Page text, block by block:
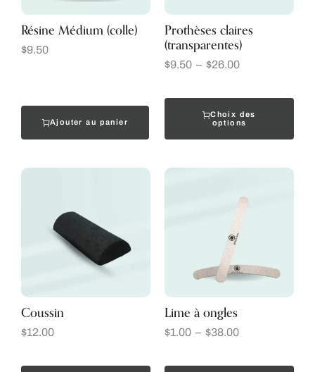
Résine Médium (colle)
$9.50
Ajouter au panier
Prothèses claires
(transparentes)
$9.50 – $26.00
Choix des
options
Coussin
$12.00
Lime à ongles
$1.00 – $38.00